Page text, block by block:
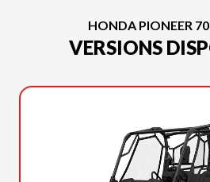
HONDA PIONEER
VERSIONS